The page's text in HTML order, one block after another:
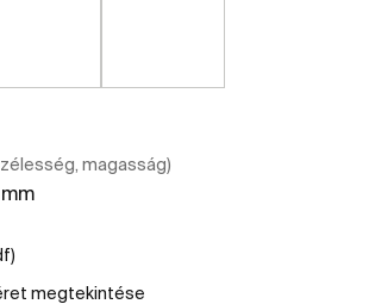
magasság)
megtekintése